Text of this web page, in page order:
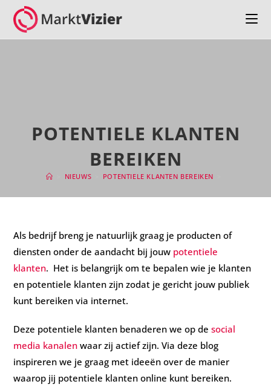
POTENTIELE KLANTEN
BEREIKEN
NIEUWS POTENTIELE KLANTEN BEREIKEN
Als bedrijf breng je natuurlijk graag je producten of
diensten onder de aandacht bij jouw potentiele
klanten. Het is belangrijk om te bepalen wie je klanten
en potentiele klanten zijn zodat je gericht jouw publiek
kunt bereiken via internet.
Deze potentiele klanten benaderen we op desocial
media kanalen waar zij actief zijn. Via deze blog
inspireren we je graag met ideeën over de manier
waarop jij potentiele klanten online kunt bereiken.